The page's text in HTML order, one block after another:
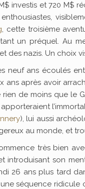
investis et 720 M$
, cette troisième
un préquel. Au
des nazis. Un choix
neuf ans écoulés
ans après avoir
rien de moins que le
), lui aussi
au monde, et
très bien
introduisant son
26 ans plus tard
séquence ridicule